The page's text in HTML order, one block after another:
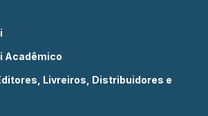
Acadêmico
Livreiros, Distribuidores e